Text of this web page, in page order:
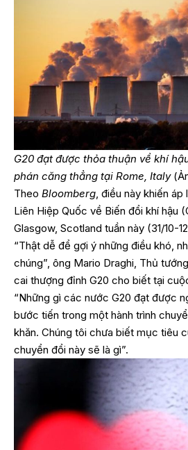
G20 đạt được thỏa thuận về khí
phán căng thẳng tại Rome, Italy
Theo Bloomberg , điều này khiến
Liên Hiệp Quốc về Biến đổi khí hậu
Glasgow, Scotland tuần này (31/10-
“Thật dễ để gợi ý những điều khó,
chúng”, ông Mario Draghi, Thủ
cai thượng đỉnh G20 cho biết tại
“Những gì các nước G20 đạt được
bước tiến trong một hành trình
khăn. Chúng tôi chưa biết mục tiêu
chuyển đổi này sẽ là gì”.